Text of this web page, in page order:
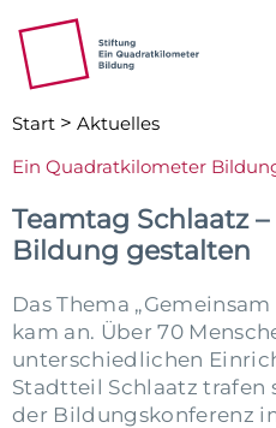
ZUM HAUPTINHALT
Start > Aktuelles
Ein Quadratkilometer
Teamtag Schlaatz
Bildung gestalten
Das Thema
kam an. Über 70
unterschiedlichen
Stadtteil Schlaatz trafen
der Bildungskonferenz